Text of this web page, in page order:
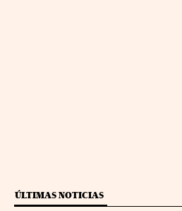
ÚLTIMAS NOTICIAS